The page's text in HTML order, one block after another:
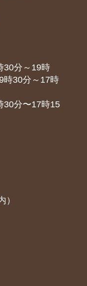
30分～19時
分～17時
分〜17時15